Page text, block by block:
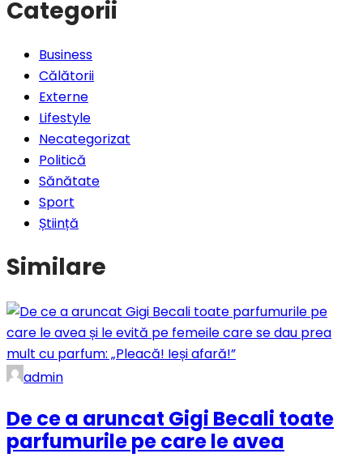
Categorii
Business
Călătorii
Externe
Lifestyle
Necategorizat
Politică
Sănătate
Sport
Știință
Similare
admin
De ce a aruncat Gigi Becali toate
parfumurile pe care le avea